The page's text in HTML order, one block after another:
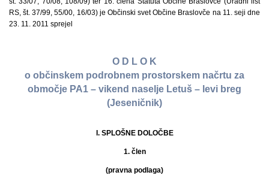
RS, št. 37/99, 55/00, 16/03) je Občinski svet Občine Braslovče na 11. seji dne
23. 11. 2011 sprejel
O D L O K
o občinskem podrobnem prostorskem načrtu za
območje PA1 – vikend naselje Letuš – levi breg
(Jeseničnik)
I. SPLOŠNE DOLOČBE
1. člen
(pravna podlaga)